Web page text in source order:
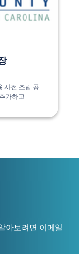
사전 조립 공
가하고
아보려면 이메일